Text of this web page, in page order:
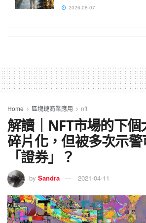
2026-08-07
Home 區塊鏈商業應用 nft
解讀｜NFT市場的下個
碎片化，但被多次示
「證券」？
by Sandra 2021-04-11